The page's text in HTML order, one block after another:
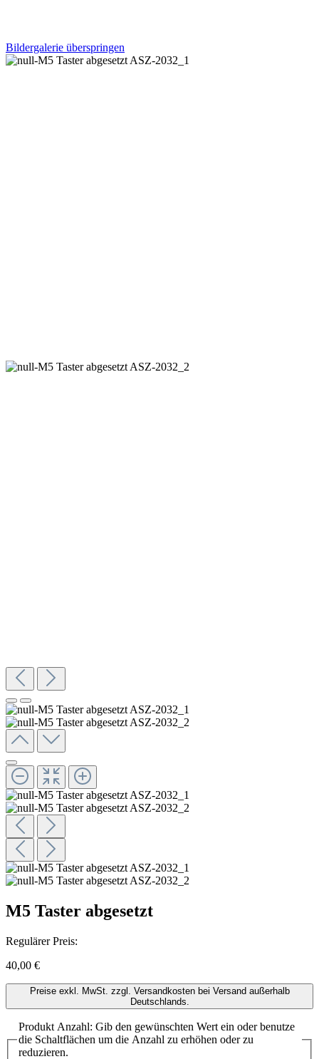
Bildergalerie überspringen
M5 Taster abgesetzt
Regulärer Preis:
40,00 €
Preise exkl. MwSt. zzgl. Versandkosten bei Versand außerhalb
Deutschlands.
Produkt Anzahl: Gib den gewünschten Wert ein oder benutze
die Schaltflächen um die Anzahl zu erhöhen oder zu
reduzieren.